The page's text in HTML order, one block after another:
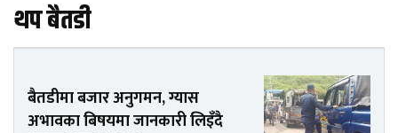
थप बैतडी
बैतडीमा बजार अनुगमन, ग्यास
अभावका बिषयमा जानकारी लिइँदै